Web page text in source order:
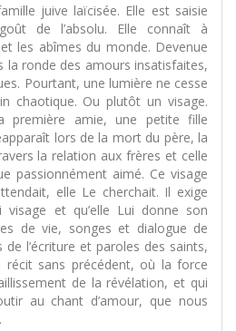
juive laïcisée. Elle est saisie
de l’absolu. Elle connaît à
les abîmes du monde. Devenue
la ronde des amours insatisfaites,
Pourtant, une lumière ne cesse
chaotique. Ou plutôt un visage.
première amie, une petite fille
lors de la mort du père, la
la relation aux frères et celle
passionnément aimé. Ce visage
elle Le cherchait. Il exige
visage et qu’elle Lui donne son
de vie, songes et dialogue de
de l’écriture et paroles des saints,
récit sans précédent, où la force
de la révélation, et qui
au chant d’amour, que nous